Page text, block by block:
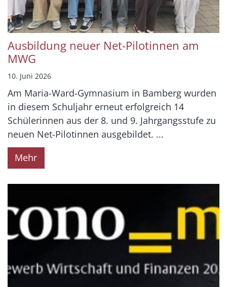
Ausbildung neuer Net-Pilotinnen am
MWG
10. Juni 2026
Am Maria-Ward-Gymnasium in Bamberg wurden
in diesem Schuljahr erneut erfolgreich 14
Schülerinnen aus der 8. und 9. Jahrgangsstufe zu
neuen Net-Pilotinnen ausgebildet. ...
Mehr